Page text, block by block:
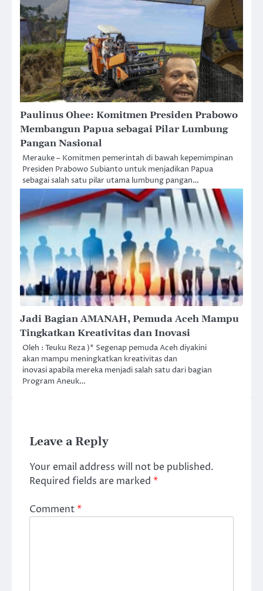
Paulinus Ohee: Komitmen Presiden Prabowo
Membangun Papua sebagai Pilar Lumbung
Pangan Nasional
Merauke – Komitmen pemerintah di bawah kepemimpinan
Presiden Prabowo Subianto untuk menjadikan Papua
sebagai salah satu pilar utama lumbung pangan…
Jadi Bagian AMANAH, Pemuda Aceh Mampu
Tingkatkan Kreativitas dan Inovasi
Oleh : Teuku Reza )* Segenap pemuda Aceh diyakini
akan mampu meningkatkan kreativitas dan
inovasi apabila mereka menjadi salah satu dari bagian
Program Aneuk…
Leave a Reply
Your email address will not be published.
Required fields are marked *
Comment*